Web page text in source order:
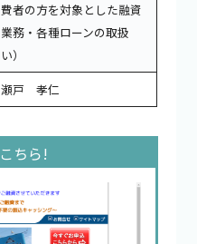
費者の方を対象とした融資
業務・各種ローンの取扱
い）
瀬戸 孝仁